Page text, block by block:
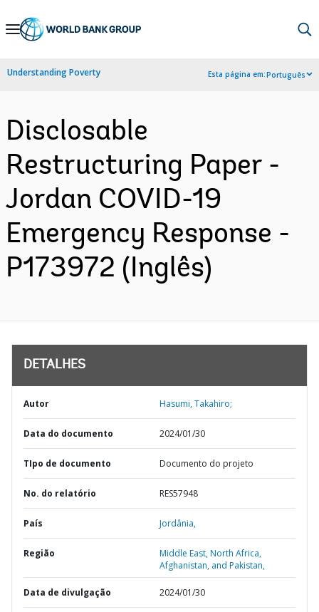
Skip
Navigation
Understanding Poverty Esta página em:Português
Disclosable
Restructuring Paper -
Jordan COVID-19
Emergency Response -
P173972 (Inglês)
DETALHES
Autor Hasumi, Takahiro;
Data do documento 2024/01/30
TIpo de documento Documento do projeto
No. do relatório RES57948
País Jordânia,
Região
Middle East, North Africa,
Afghanistan, and Pakistan,
Data de divulgação 2024/01/30